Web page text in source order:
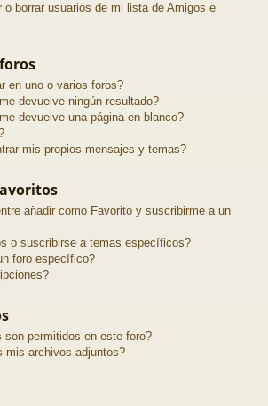
o borrar usuarios de mi lista de Amigos e
en uno o varios foros?
devuelve ningún resultado?
devuelve una página en blanco?
mis propios mensajes y temas?
añadir como Favorito y suscribirme a un
o suscribirse a temas específicos?
foro específico?
permitidos en este foro?
mis archivos adjuntos?